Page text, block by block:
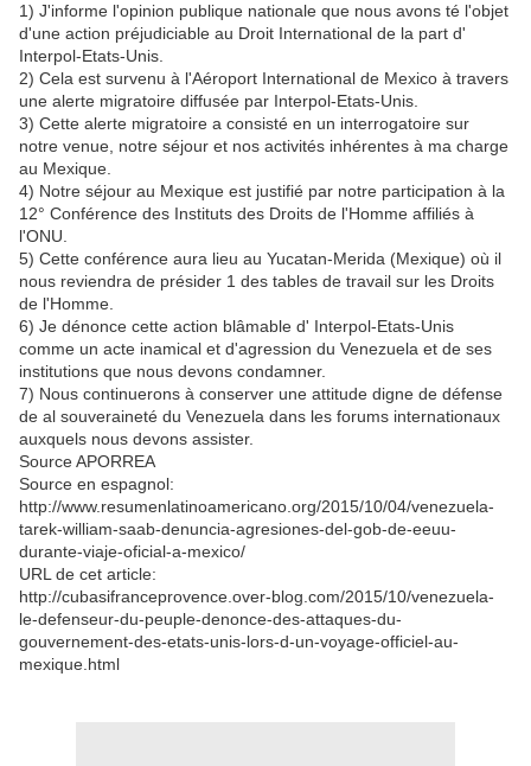
1) J'informe l'opinion publique nationale que nous avons té l'objet
d'une action préjudiciable au Droit International de la part d'
Interpol-Etats-Unis.
2) Cela est survenu à l'Aéroport International de Mexico à travers
une alerte migratoire diffusée par Interpol-Etats-Unis.
3) Cette alerte migratoire a consisté en un interrogatoire sur
notre venue, notre séjour et nos activités inhérentes à ma charge
au Mexique.
4) Notre séjour au Mexique est justifié par notre participation à la
12° Conférence des Instituts des Droits de l'Homme affiliés à
l'ONU.
5) Cette conférence aura lieu au Yucatan-Merida (Mexique) où il
nous reviendra de présider 1 des tables de travail sur les Droits
de l'Homme.
6) Je dénonce cette action blâmable d' Interpol-Etats-Unis
comme un acte inamical et d'agression du Venezuela et de ses
institutions que nous devons condamner.
7) Nous continuerons à conserver une attitude digne de défense
de al souveraineté du Venezuela dans les forums internationaux
auxquels nous devons assister.
Source APORREA
Source en espagnol:
http://www.resumenlatinoamericano.org/2015/10/04/venezuela-
tarek-william-saab-denuncia-agresiones-del-gob-de-eeuu-
durante-viaje-oficial-a-mexico/
URL de cet article:
http://cubasifranceprovence.over-blog.com/2015/10/venezuela-
le-defenseur-du-peuple-denonce-des-attaques-du-
gouvernement-des-etats-unis-lors-d-un-voyage-officiel-au-
mexique.html